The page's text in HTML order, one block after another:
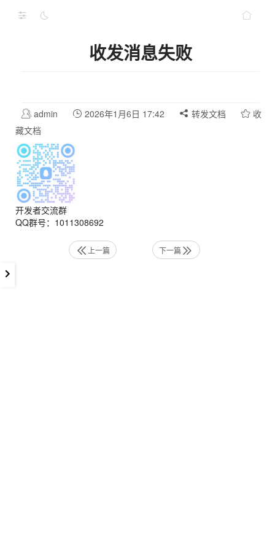
收发消息失败
admin 2026年1月6日 17:42 转发文档
收
藏文档
开发者交流群
QQ群号：1011308692
上一篇 下一篇